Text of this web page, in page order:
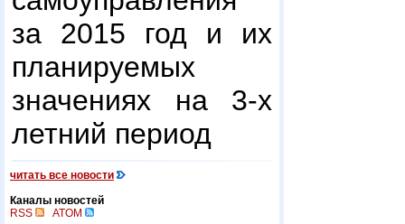
за 2015 год и их
планируемых
значениях на 3-х
летний период
читать все новости
Каналы новостей
RSS
ATOM